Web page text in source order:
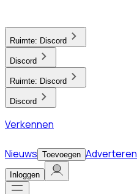
Ruimte: Discord
Discord
Ruimte: Discord
Discord
Verkennen
Nieuws Toevoegen Adverteren
Inloggen